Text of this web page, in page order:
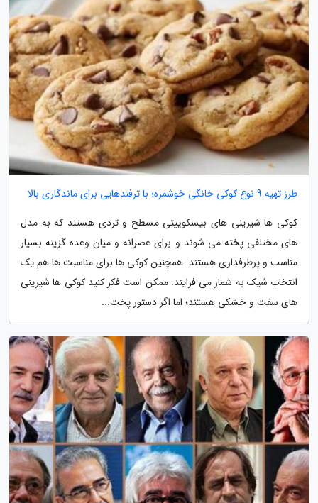
طرز تهیه 9 نوع کوکی خانگی خوشمزه؛ با ترفندهایی برای ماندگاری بالا
کوکی ها شیرینی های بیسکوییتی مسطح و تردی هستند که به مدل
های مختلفی پخته می شوند و برای عصرانه و میان وعده گزینه بسیار
مناسب و پرطرفداری هستند. همچنین کوکی ها برای مناسبت ها هم یک
انتخاب شیک به شمار می فرایند. ممکن است فکر کنید کوکی ها شیرینی
های سفت و خشکی هستند؛ اما اگر دستور پخت...